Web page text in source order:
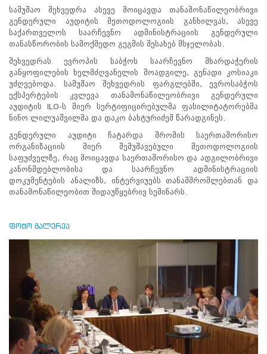
პროექტები
სერტიფიცირება
პარტნიორობა
თანამონაწილეობრივი
გენდერული აუდიტის
შესახებ
ცენტრალურ
საარჩევნო
კომისიას
(ცესკო),
სწავლების
სამუშაო შეხვედრა ასევე მოიცავდა თანამონაწილეობრივი
გენდერული აუდიტის მეთოდოლოგიის განხილვას, ასევე
საქართველოს საარჩევნო ადმინისტრაციის გენდერული
თანასწორობის სამოქმედო გეგმის შესახებ მსჯელობას.
შეხვედრას ევროპის საბჭოს საარჩევნო მხარდაჭერის
განყოფილების ხელმძღვანელის მოადგილე, გენადი კოსიაკი
უძღვებოდა. სამუშაო შეხვედრის ფარგლებში, ევროსაბჭოს
ექსპერტების კვლევა თანამონაწილეობრივი გენდერული
აუდიტის ILO-ს მიერ სერტიფიცირებულმა ფასილიტატორებმა
ნინო ლილუაშვილმა და დაკო ბახტურიძემ წარადგინეს.
გენდერული აუდიტი ჩატარდა შრომის საერთაშორისო
ორგანიზაციის მიერ შემუშავებული მეთოდოლოგიის
საფუძველზე, რაც მოიცავდა საერთაშორისო და ადგილობრივი
კანონმდებლობისა და საარჩევნო ადმინისტრაციის
დოკუმენტების ანალიზს, ინტერვიუებს თანამშრომლებთან და
თანამონაწილეობით შიდაუწყებრივ სემინარს.
ფოტო გალერეა